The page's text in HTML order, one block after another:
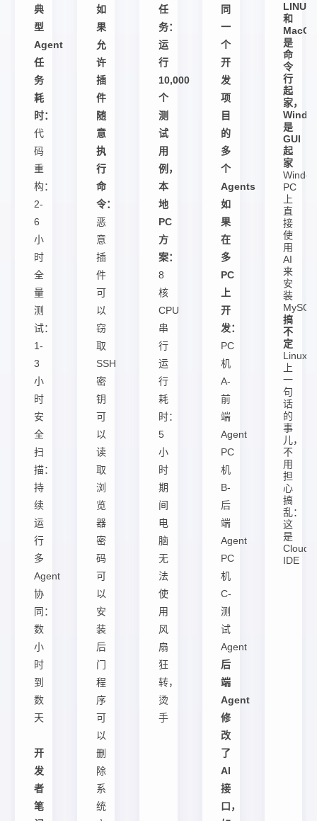
典
型
Agent
任
务
耗
时：
代
码
重
构：
2-
6
小
时
全
量
测
试：
1-
3
小
时
安
全
扫
描：
持
续
运
行
多
Agent
协
同：
数
小
时
到
数
天
开
发
者
笔
如
果
允
许
插
件
随
意
执
行
命
令：
恶
意
插
件
可
以
窃
取
SSH
密
钥
可
以
读
取
浏
览
器
密
码
可
以
安
装
后
门
程
序
可
以
删
除
系
统
任
务：
运
行
10,000
个
测
试
用
例，
本
地
PC
方
案：
8
核
CPU
串
行
运
行
耗
时：
5
小
时
期
间
电
脑
无
法
使
用
风
扇
狂
转，
烫
手
同
一
个
开
发
项
目
的
多
个
Agents
如
果
在
多
PC
上
开
发：
PC
机
A-
前
端
Agent
PC
机
B-
后
端
Agent
PC
机
C-
测
试
Agent
后
端
Agent
修
改
了
AI
接
口，
LINUX
和
MacOS
是
命
令
行
起
家，
是
GUI
起
家
PC
上
直
接
使
用
AI
来
安
装
搞
不
定
Linux
上
一
句
话
的
事
儿，
不
用
担
心
搞
乱：
这
是
Cloud
IDE